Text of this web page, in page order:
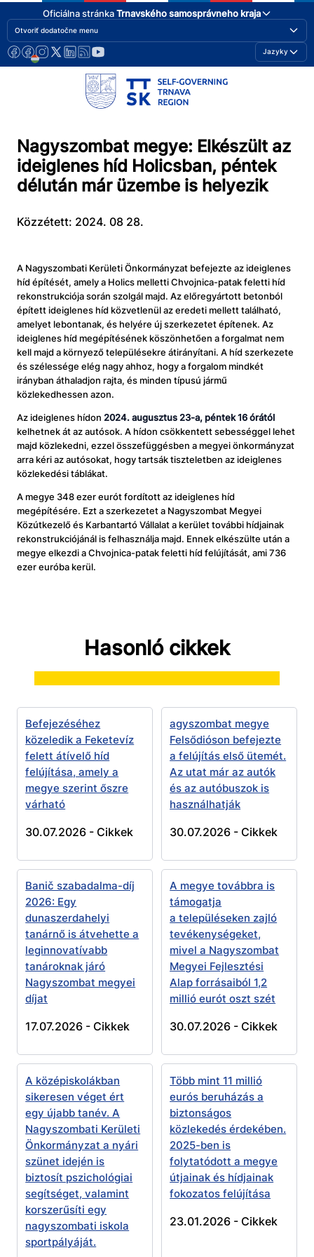
Oficiálna stránkaTrnavského samosprávneho kraja
Otvoriť dodatočne menu
Jazyky
Nagyszombat megye: Elkészült az
ideiglenes híd Holicsban, péntek
délután már üzembe is helyezik
Közzétett: 2024. 08 28.
A Nagyszombati Kerületi Önkormányzat befejezte az ideiglenes
híd építését, amely a Holics melletti Chvojnica-patak feletti híd
rekonstrukciója során szolgál majd. Az előregyártott betonból
épített ideiglenes híd közvetlenül az eredeti mellett található,
amelyet lebontanak, és helyére új szerkezetet építenek. Az
ideiglenes híd megépítésének köszönhetően a forgalmat nem
kell majd a környező településekre átirányítani. A híd szerkezete
és szélessége elég nagy ahhoz, hogy a forgalom mindkét
irányban áthaladjon rajta, és minden típusú jármű
közlekedhessen azon.
Az ideiglenes hídon 2024. augusztus 23-a, péntek 16 órától
kelhetnek át az autósok. A hídon csökkentett sebességgel lehet
majd közlekedni, ezzel összefüggésben a megyei önkormányzat
arra kéri az autósokat, hogy tartsák tiszteletben az ideiglenes
közlekedési táblákat.
A megye 348 ezer eurót fordított az ideiglenes híd
megépítésére. Ezt a szerkezetet a Nagyszombat Megyei
Közútkezelő és Karbantartó Vállalat a kerület további hídjainak
rekonstrukciójánál is felhasználja majd. Ennek elkészülte után a
megye elkezdi a Chvojnica-patak feletti híd felújítását, ami 736
ezer euróba kerül.
Hasonló cikkek
Befejezéséhez
közeledik a Feketevíz
felett átívelő híd
felújítása, amely a
megye szerint őszre
várható
30.07.2026 - Cikkek
agyszombat megye
Felsődióson befejezte
a felújítás első ütemét.
Az utat már az autók
és az autóbuszok is
használhatják
30.07.2026 - Cikkek
Banič szabadalma-díj
2026: Egy
dunaszerdahelyi
tanárnő is átvehette a
leginnovatívabb
tanároknak járó
Nagyszombat megyei
díjat
17.07.2026 - Cikkek
A megye továbbra is
támogatja
a településeken zajló
tevékenységeket,
mivel a Nagyszombat
Megyei Fejlesztési
Alap forrásaiból 1,2
millió eurót oszt szét
30.07.2026 - Cikkek
A középiskolákban
sikeresen véget ért
egy újabb tanév. A
Nagyszombati Kerületi
Önkormányzat a nyári
szünet idején is
biztosít pszichológiai
segítséget, valamint
korszerűsíti egy
nagyszombati iskola
sportpályáját.
Több mint 11 millió
eurós beruházás a
biztonságos
közlekedés érdekében.
2025-ben is
folytatódott a megye
útjainak és hídjainak
fokozatos felújítása
23.01.2026 - Cikkek